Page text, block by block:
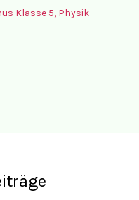
Klasse 5, Physik